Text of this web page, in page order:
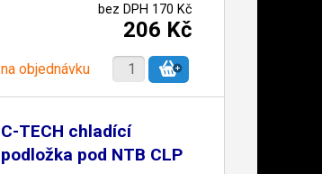
bez DPH 170 Kč
206 Kč
na objednávku
C-TECH chladící
podložka pod NTB CLP